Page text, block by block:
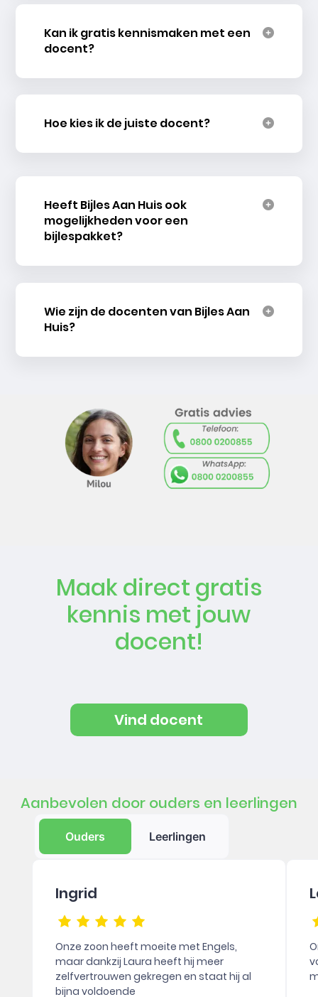
Kan ik gratis kennismaken met een
docent?
Hoe kies ik de juiste docent?
Heeft Bijles Aan Huis ook
mogelijkheden voor een
bijlespakket?
Wie zijn de docenten van Bijles Aan
Huis?
Maak direct gratis
kennis met jouw
docent!
Vind docent
Aanbevolen door ouders en leerlingen
Ouders Leerlingen
Ingrid
Onze zoon heeft moeite met Engels,
maar dankzij Laura heeft hij meer
zelfvertrouwen gekregen en staat hij al
bijna voldoende